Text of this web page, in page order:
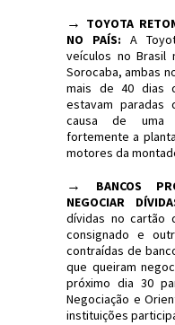
→ TOYOTA
NO PAÍS: A
veículos no Brasil
Sorocaba, ambas
mais de 40 dias
estavam
causa de uma
fortemente a
motores da
→
BANCOS
NEGOCIAR
dívidas no cartão
consignado e
contraídas de
que queiram
próximo dia 30
Negociação e
instituições